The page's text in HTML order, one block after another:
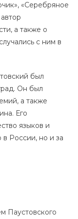
«Серебряное
а также о
с ним в
был
Он был
а также
Его
языков и
в России, но и за
Паустовского